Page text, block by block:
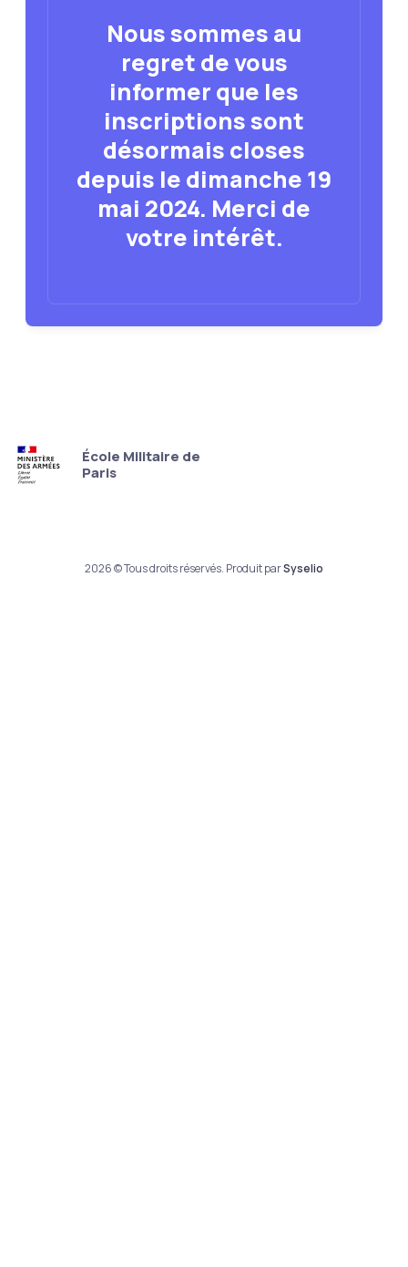
Nous sommes au
regret de vous
informer que les
inscriptions sont
désormais closes
depuis le dimanche 19
mai 2024. Merci de
votre intérêt.
École Militaire de
Paris
2026 © Tous droits réservés. Produit parSyselio